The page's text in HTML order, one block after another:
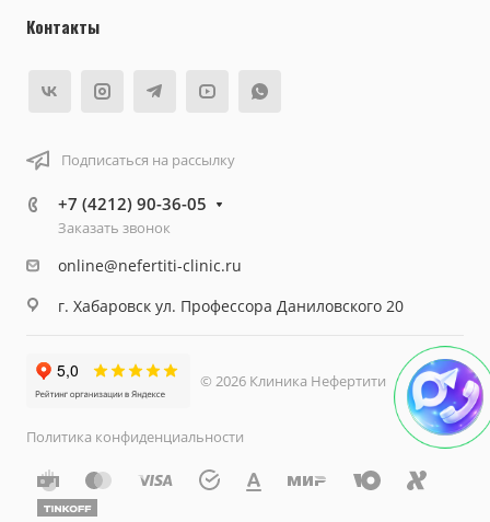
Контакты
Подписаться на рассылку
+7 (4212) 90-36-05
Заказать звонок
online@nefertiti-clinic.ru
г. Хабаровск ул. Профессора Даниловского 20
© 2026 Клиника Нефертити
Политика конфиденциальности